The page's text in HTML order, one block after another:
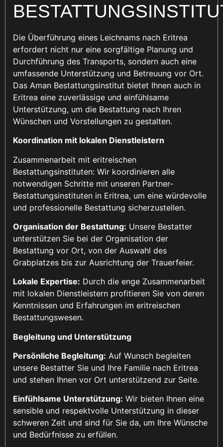
Die Überführung eines Leichnams nach Eritrea
erfordert nicht nur eine sorgfältige Planung und
Durchführung des Transports, sondern auch eine
umfassende Unterstützung und Betreuung vor Ort.
Das Aman Bestattungsinstitut bietet Ihnen auch in
Eritrea eine zuverlässige und einfühlsame
Unterstützung, um die Bestattung nach Ihren
Wünschen und Vorstellungen zu gestalten.
Koordination mit lokalen Dienstleistern
Zusammenarbeit mit eritreischen
Bestattungsinstituten: Wir koordinieren alle
notwendigen Schritte mit unseren Partner-
Bestattungsinstituten in Eritrea, um eine würdevolle
und professionelle Bestattung sicherzustellen.
Organisation der Bestattung: Unsere Bestatter
unterstützen Sie bei der Organisation der
Bestattung vor Ort, von der Auswahl des
Grabplatzes bis zur Ausrichtung der Trauerfeier.
Lokale Expertise: Durch die enge Zusammenarbeit
mit lokalen Dienstleistern profitieren Sie von deren
Kenntnissen und Erfahrungen im eritreischen
Bestattungswesen.
Begleitung und Unterstützung
Persönliche Begleitung: Auf Wunsch begleiten
unsere Bestatter Sie und Ihre Familie nach Eritrea
und stehen Ihnen vor Ort unterstützend zur Seite.
Einfühlsame Unterstützung: Wir bieten Ihnen eine
sensible und respektvolle Unterstützung in dieser
schweren Zeit und sind für Sie da, um Ihre Wünsche
und Bedürfnisse zu erfüllen.